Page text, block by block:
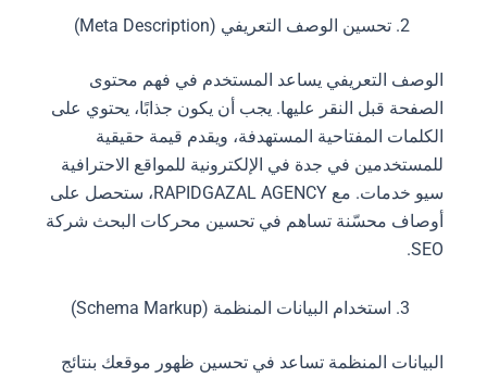
تحسين الوصف التعريفي (Meta Description)
الوصف التعريفي يساعد المستخدم في فهم محتوى
الصفحة قبل النقر عليها. يجب أن يكون جذابًا، يحتوي على
الكلمات المفتاحية المستهدفة، ويقدم قيمة حقيقية
للمستخدمين في جدة في الإلكترونية للمواقع الاحترافية
سيو خدمات. مع RAPIDGAZAL AGENCY، ستحصل على
أوصاف محسّنة تساهم في تحسين محركات البحث شركة
SEO.
استخدام البيانات المنظمة (Schema Markup)
البيانات المنظمة تساعد في تحسين ظهور موقعك بنتائج